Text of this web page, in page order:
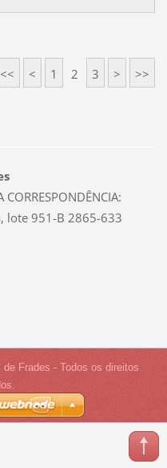
<< < 1 2 3 > >>
lote 951-B 2865-633
Frades - Todos os direitos